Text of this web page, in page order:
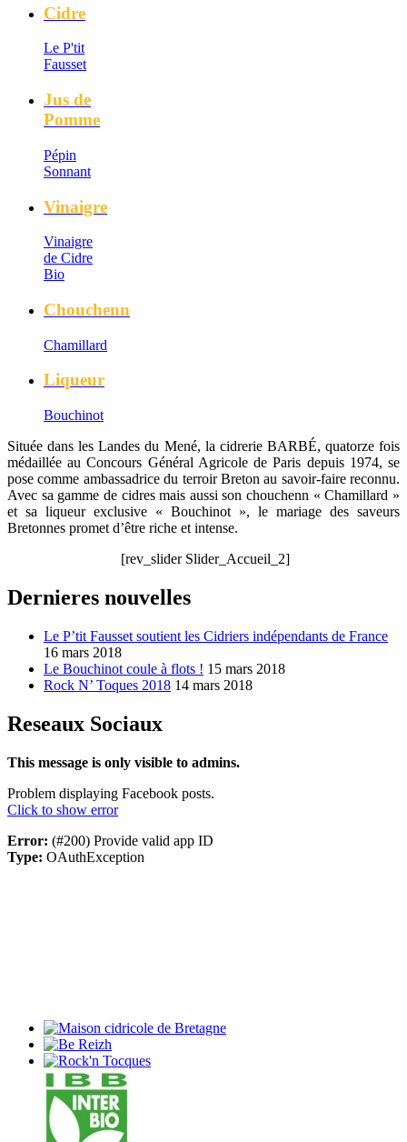
Cidre
Le P'tit
Fausset
Jus de
Pomme
Pépin
Sonnant
Vinaigre
Vinaigre
de Cidre
Bio
Chouchenn
Chamillard
Liqueur
Bouchinot
Située dans les Landes du Mené, la cidrerie BARBÉ, quatorze fois
médaillée au Concours Général Agricole de Paris depuis 1974, se
pose comme ambassadrice du terroir Breton au savoir-faire reconnu.
Avec sa gamme de cidres mais aussi son chouchenn « Chamillard »
et sa liqueur exclusive « Bouchinot », le mariage des saveurs
Bretonnes promet d’être riche et intense.
[rev_slider Slider_Accueil_2]
Dernieres nouvelles
Le P’tit Fausset soutient les Cidriers indépendants de France
16 mars 2018
Le Bouchinot coule à flots ! 15 mars 2018
Rock N’ Toques 2018 14 mars 2018
Reseaux Sociaux
This message is only visible to admins.
Problem displaying Facebook posts.
Click to show error
Error: (#200) Provide valid app ID
Type: OAuthException